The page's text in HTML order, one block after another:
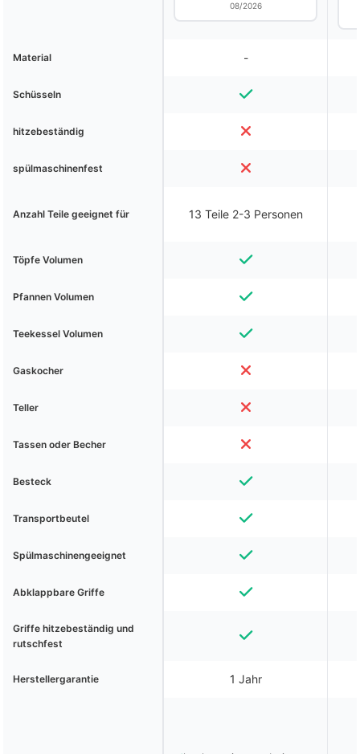
08/2026
Material -
Schüsseln
hitzebeständig
spülmaschinenfest
Anzahl Teile geeignet für 13 Teile 2-3 Personen
Töpfe Volumen
Pfannen Volumen
Teekessel Volumen
Gaskocher
Teller
Tassen oder Becher
Besteck
Transportbeutel
Spülmaschinengeeignet
Abklappbare Griffe
Griffe hitzebeständig und
rutschfest
Herstellergarantie 1 Jahr